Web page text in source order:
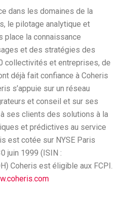
dans les domaines de la
le pilotage analytique et
place la connaissance
et des stratégies des
collectivités et entreprises, de
déjà fait confiance à Coheris
s’appuie sur un réseau
et conseil et sur ses
ses clients des solutions à la
et prédictives au service
est cotée sur NYSE Paris
juin 1999 (ISIN :
Coheris est éligible aux FCPI.